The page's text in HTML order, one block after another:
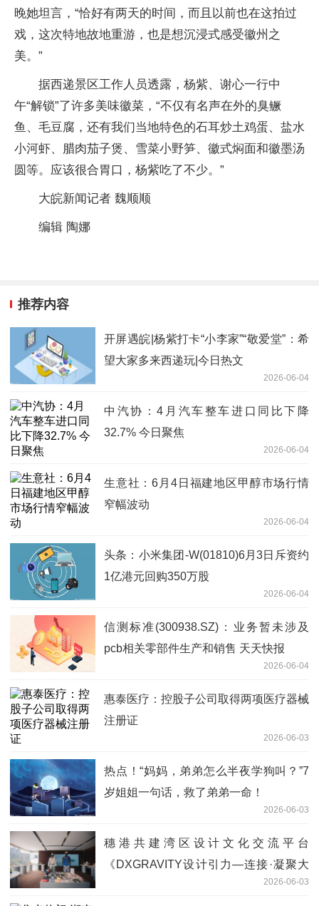
晚她坦言，“恰好有两天的时间，而且以前也在这拍过
戏，这次特地故地重游，也是想沉浸式感受徽州之
美。”
据西递景区工作人员透露，杨紫、谢心一行中
午“解锁”了许多美味徽菜，“不仅有名声在外的臭鳜
鱼、毛豆腐，还有我们当地特色的石耳炒土鸡蛋、盐水
小河虾、腊肉茄子煲、雪菜小野笋、徽式焖面和徽墨汤
圆等。应该很合胃口，杨紫吃了不少。”
大皖新闻记者 魏顺顺
编辑 陶娜
推荐内容
开屏遇皖|杨紫打卡“小李家”“敬爱堂”：希
望大家多来西递玩|今日热文
2026-06-04
中汽协：4月汽车整车进口同比下降
32.7% 今日聚焦
2026-06-04
生意社：6月4日福建地区甲醇市场行情
窄幅波动
2026-06-04
头条：小米集团-W(01810)6月3日斥资约
1亿港元回购350万股
2026-06-04
信测标准(300938.SZ)：业务暂未涉及
pcb相关零部件生产和销售 天天快报
2026-06-04
惠泰医疗：控股子公司取得两项医疗器械
注册证
2026-06-03
热点！“妈妈，弟弟怎么半夜学狗叫？”7
岁姐姐一句话，救了弟弟一命！
2026-06-03
穗港共建湾区设计文化交流平台
《DXGRAVITY设计引力—连接·凝聚大
2026-06-03